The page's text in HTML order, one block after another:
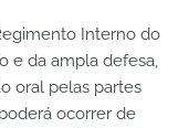
Interno do
e da ampla defesa,
oral pelas partes
ocorrer de